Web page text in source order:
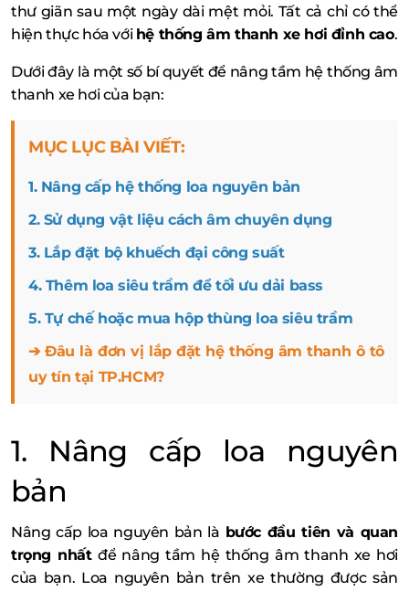
thư giãn sau một ngày dài mệt mỏi. Tất cả chỉ có thể
hiện thực hóa với hệ thống âm thanh xe hơi đỉnh cao.
Dưới đây là một số bí quyết để nâng tầm hệ thống âm
thanh xe hơi của bạn:
MỤC LỤC BÀI VIẾT:
1. Nâng cấp hệ thống loa nguyên bản
2. Sử dụng vật liệu cách âm chuyên dụng
3. Lắp đặt bộ khuếch đại công suất
4. Thêm loa siêu trầm để tối ưu dải bass
5. Tự chế hoặc mua hộp thùng loa siêu trầm
➔ Đâu là đơn vị lắp đặt hệ thống âm thanh ô tô
uy tín tại TP.HCM?
1. Nâng cấp loa nguyên
bản
Nâng cấp loa nguyên bản là bước đầu tiên và quan
trọng nhấtđể nâng tầm hệ thống âm thanh xe hơi
của bạn. Loa nguyên bản trên xe thường được sản